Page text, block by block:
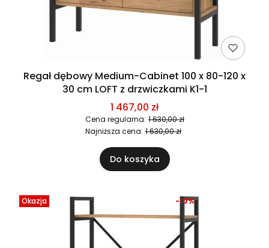
Regał dębowy Medium-Cabinet 100 x 80-120 x
30 cm LOFT z drzwiczkami K1-1
1 467,00 zł
Cena regularna: 1 630,00 zł
Najniższa cena: 1 630,00 zł
Do koszyka
Okazja -10%